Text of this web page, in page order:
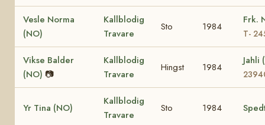
Vesle Norma
(NO)
Kallblodig
Travare
Sto 1984
Frk.
T-
Vikse Balder
(NO) 📷
Kallblodig
Travare
Hingst 1984
Jahli
Yr Tina (NO)
Kallblodig
Travare
Sto 1984